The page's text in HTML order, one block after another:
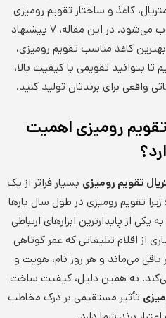
کاغذ و ساختار تقویم رومیزی
یک مزیت رقابتی برای شما محسوب می‌شود. در این مقاله، ۷ پیشنهاد
کاغذ مناسب تقویم رومیزی،
تا بتوانید تقویمی با کیفیت بالا،
واقعی برای برندتان تولید کنید.
رومیزی اهمیت
تقویم رومیزی بسیار فراتر از یک
تقویم رومیزی در طول سال بارها
یکی از پایدارترین ابزارهای ارتباطی
از اقلام تبلیغاتی که عمر کوتاهی
باقی می‌ماند و هر روز نام، هویت و
می‌کند. به همین دلیل، کیفیت ساخت
تأثیر مستقیمی بر درک مخاطب